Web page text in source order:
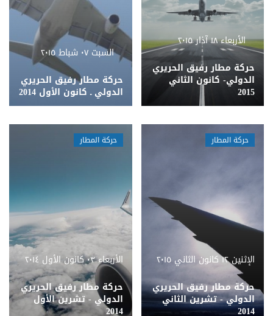
الأربعاء ١٨ آذار ٢٠١٥
حركة مطار رفيق الحريري
الدولي- كانون الثاني
2015
السبت ٠٧ شباط ٢٠١٥
حركة مطار رفيق الحريري
الدولي ـ كانون الأول 2014
حركة المطار
الإثنين ١٢ كانون الثاني ٢٠١٥
حركة مطار رفيق الحريري
الدولي - تشرين الثاني
2014
حركة المطار
الأربعاء ٠٣ كانون الأول ٢٠١٤
حركة مطار رفيق الحريري
الدولي - تشرين الأول
2014